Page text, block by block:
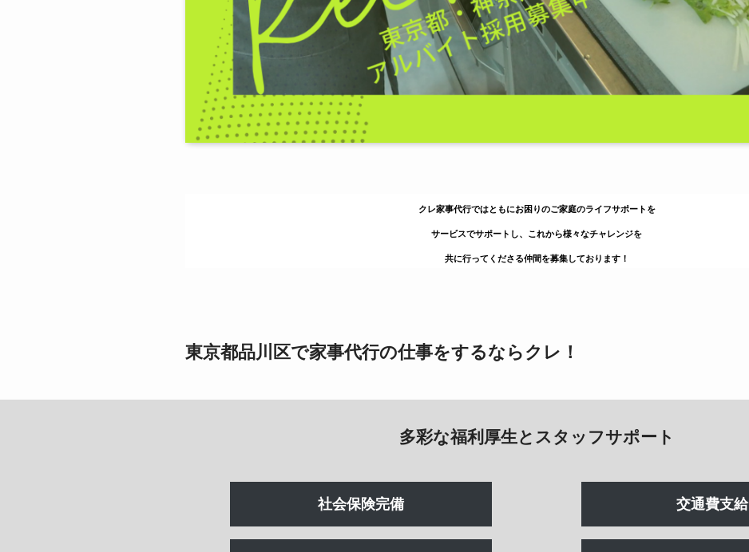
クレ家事代行ではともにお困りのご家庭のライフサポートを
サービスでサポートし、これから様々なチャレンジを
共に行ってくださる仲間を募集しております！
東京都品川区で家事代行の仕事をするならクレ！
多彩な福利厚生とスタッフサポート
社会保険完備 交通費支給